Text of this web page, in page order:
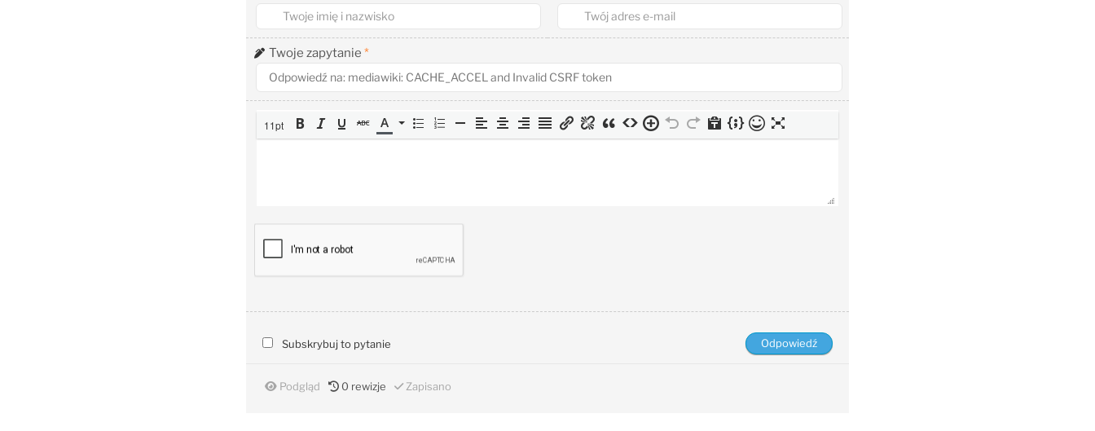
Twoje zapytanie *
11pt
Subskrybuj to pytanie
Podgląd 0 rewizje Zapisano